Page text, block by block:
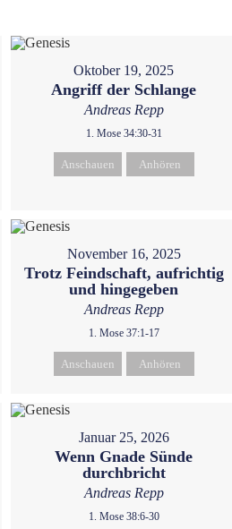
Oktober 19, 2025
Angriff der Schlange
Andreas Repp
1. Mose 34:30-31
Anschauen Anhören
November 16, 2025
Trotz Feindschaft, aufrichtig
und hingegeben
Andreas Repp
1. Mose 37:1-17
Anschauen Anhören
Januar 25, 2026
Wenn Gnade Sünde
durchbricht
Andreas Repp
1. Mose 38:6-30